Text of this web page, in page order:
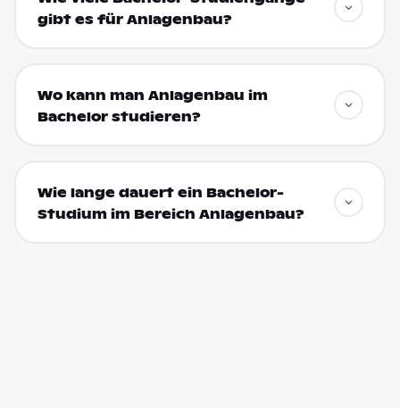
gibt es für Anlagenbau?
Wo kann man Anlagenbau im
Bachelor studieren?
Wie lange dauert ein Bachelor-
Studium im Bereich Anlagenbau?